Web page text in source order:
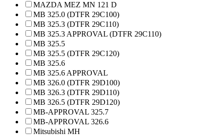
MAZDA MEZ MN 121 D
MB 325.0 (DTFR 29C100)
MB 325.3 (DTFR 29C110)
MB 325.3 APPROVAL (DTFR 29C110)
MB 325.5
MB 325.5 (DTFR 29C120)
MB 325.6
MB 325.6 APPROVAL
MB 326.0 (DTFR 29D100)
MB 326.3 (DTFR 29D110)
MB 326.5 (DTFR 29D120)
MB-APPROVAL 325.7
MB-APPROVAL 326.6
Mitsubishi MH